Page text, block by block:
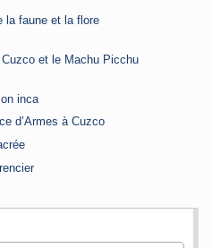
la faune et la flore
Cuzco et le Machu Picchu
inca
d’Armes à Cuzco